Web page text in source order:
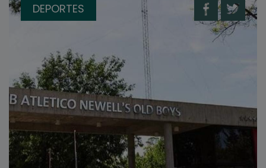
DEPORTES